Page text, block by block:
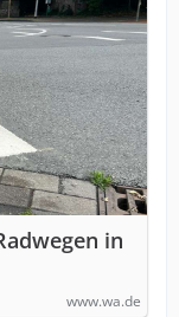
in
www.wa.de